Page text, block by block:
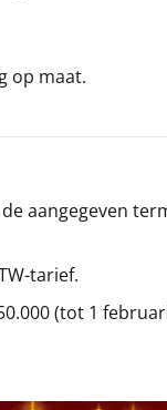
op maat.
aangegeven
tarief.
(tot 1